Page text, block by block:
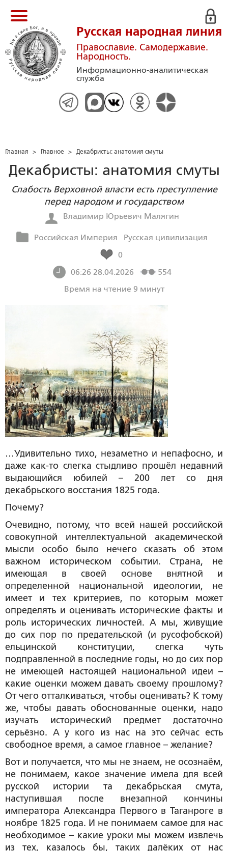
Русская народная линия
Православие. Самодержавие.
Народность.
Информационно-аналитическая
служба
Главная > Главное > Декабристы: анатомия смуты
Декабристы: анатомия смуты
Слабость Верховной власти есть преступление
перед народом и государством
Владимир Юрьевич Малягин
Российская Империя
Русская цивилизация
0
06:26 28.04.2026
554
Время на чтение 9 минут
…Удивительно тихо, незаметно и непафосно, и
даже как-то слегка стыдливо прошёл недавний
выдающийся юбилей – 200 лет со дня
декабрьского восстания 1825 года.
Почему?
Очевидно, потому, что всей нашей российской
совокупной интеллектуальной академической
мысли особо было нечего сказать об этом
важном историческом событии. Страна, не
имеющая в своей основе внятной и
определенной национальной идеологии, не
имеет и тех критериев, по которым может
определять и оценивать исторические факты и
роль исторических личностей. А мы, живущие
до сих пор по предательской (и русофобской)
ельцинской конституции, слегка чуть
подправленной в последние годы, но до сих пор
не имеющей настоящей национальной идеи –
какие оценки можем давать своему прошлому?
От чего отталкиваться, чтобы оценивать? К тому
же, чтобы давать обоснованные оценки, надо
изучать исторический предмет достаточно
серьёзно. А у кого из нас на это сейчас есть
свободное время, а самое главное – желание?
Вот и получается, что мы не знаем, не осознаём,
не понимаем, какое значение имела для всей
русской истории та декабрьская смута,
наступившая после внезапной кончины
императора Александра Первого в Таганроге в
ноябре 1825 года. И не понимаем самое для нас
необходимое – какие уроки мы можем извлечь
из тех, казалось бы, таких далёких от нас